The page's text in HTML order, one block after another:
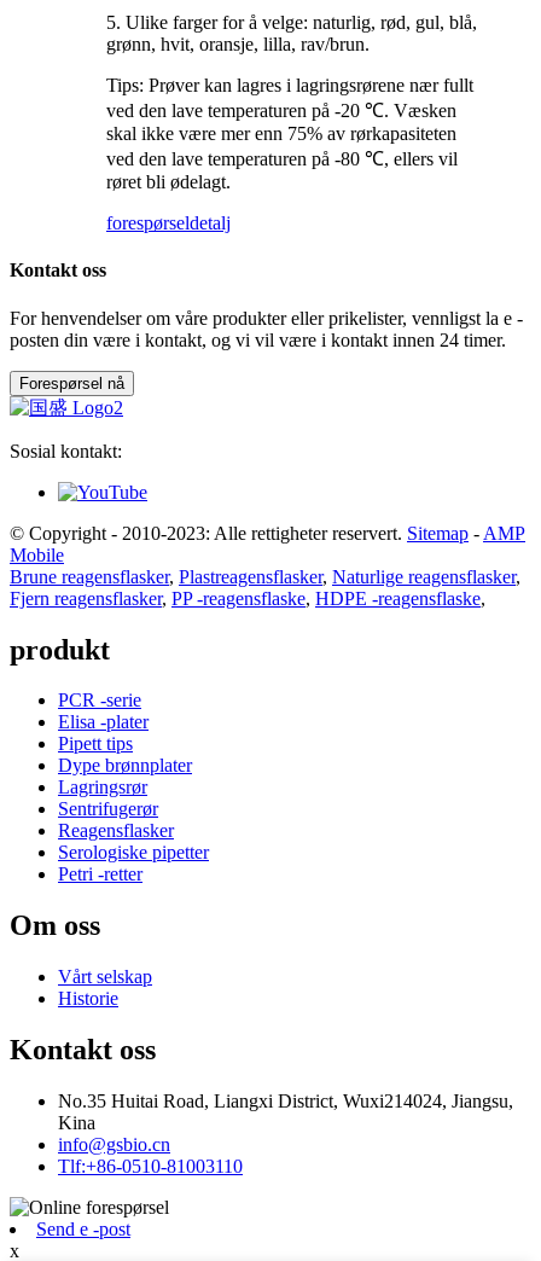
5. Ulike farger for å velge: naturlig, rød, gul, blå,
grønn, hvit, oransje, lilla, rav/brun.
Tips: Prøver kan lagres i lagringsrørene nær fullt
ved den lave temperaturen på -20 ℃. Væsken
skal ikke være mer enn 75% av rørkapasiteten
ved den lave temperaturen på -80 ℃, ellers vil
røret bli ødelagt.
forespørseldetalj
Kontakt oss
For henvendelser om våre produkter eller prikelister, vennligst la e -
posten din være i kontakt, og vi vil være i kontakt innen 24 timer.
Forespørsel nå
Sosial kontakt:
© Copyright - 2010-2023: Alle rettigheter reservert. Sitemap - AMP
Mobile
Brune reagensflasker, Plastreagensflasker, Naturlige reagensflasker,
Fjern reagensflasker, PP -reagensflaske, HDPE -reagensflaske,
produkt
PCR -serie
Elisa -plater
Pipett tips
Dype brønnplater
Lagringsrør
Sentrifugerør
Reagensflasker
Serologiske pipetter
Petri -retter
Om oss
Vårt selskap
Historie
Kontakt oss
No.35 Huitai Road, Liangxi District, Wuxi214024, Jiangsu,
Kina
info@gsbio.cn
Tlf:+86-0510-81003110
Send e -post
x